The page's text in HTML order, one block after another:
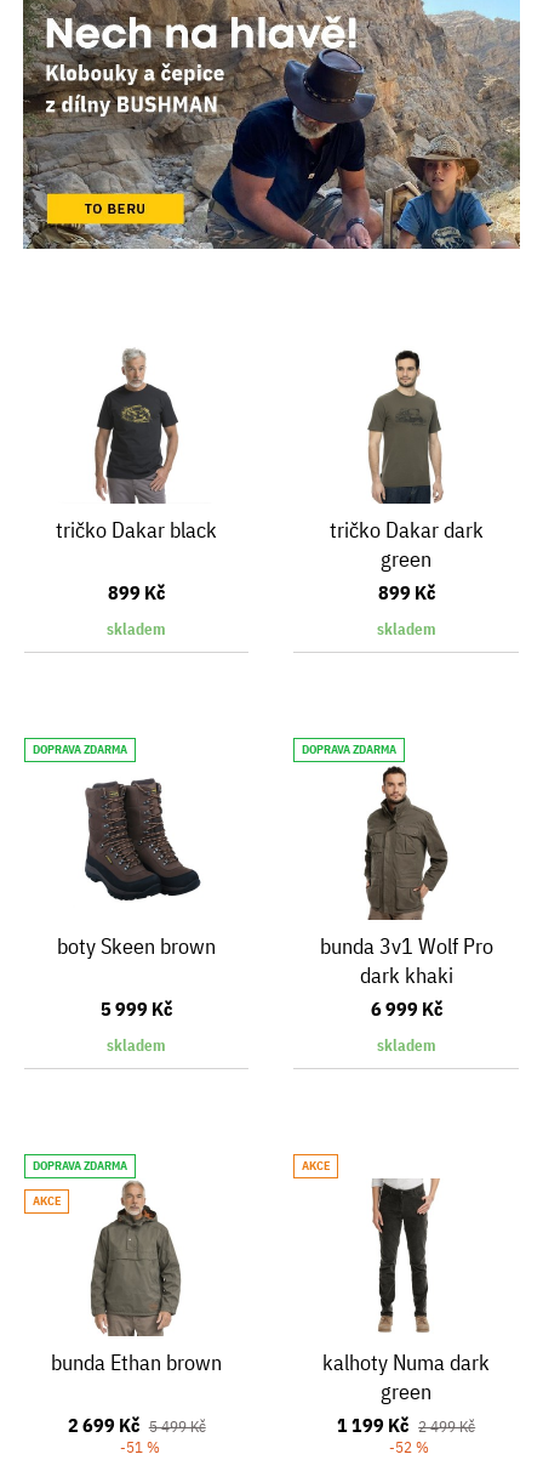
tričko Dakar black
899 Kč
skladem
tričko Dakar dark
green
899 Kč
skladem
DOPRAVA ZDARMA
boty Skeen brown
5 999 Kč
skladem
DOPRAVA ZDARMA
bunda 3v1 Wolf Pro
dark khaki
6 999 Kč
skladem
DOPRAVA ZDARMA
AKCE
bunda Ethan brown
2 699 Kč 5 499 Kč
-51 %
AKCE
kalhoty Numa dark
green
1 199 Kč 2 499 Kč
-52 %